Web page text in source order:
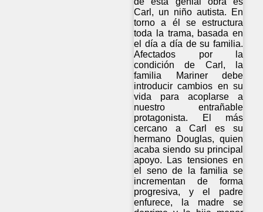
Carl, un niño autista. En
torno a él se estructura
toda la trama, basada en
el día a día de su familia.
Afectados por la
condición de Carl, la
familia Mariner debe
introducir cambios en su
vida para acoplarse a
nuestro entrañable
protagonista. El más
cercano a Carl es su
hermano Douglas, quien
acaba siendo su principal
apoyo. Las tensiones en
el seno de la familia se
incrementan de forma
progresiva, y el padre
enfurece, la madre se